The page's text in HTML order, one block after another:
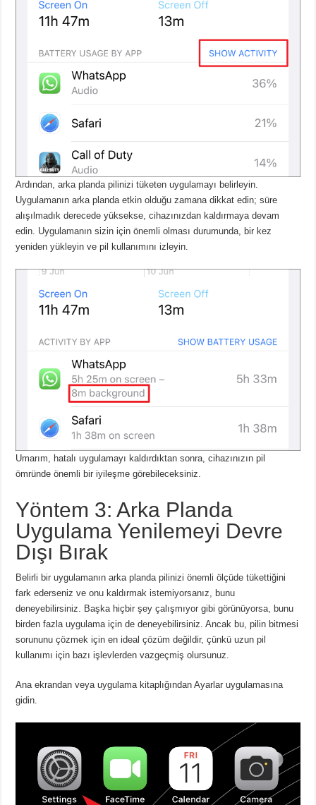
Ardından, arka planda pilinizi tüketen uygulamayı belirleyin.
Uygulamanın arka planda etkin olduğu zamana dikkat edin;süre
alışılmadık derecede yüksekse, cihazınızdan kaldırmaya devam
edin. Uygulamanın sizin için önemli olması durumunda, bir kez
yeniden yükleyin ve pil kullanımını izleyin.
Umarım, hatalı uygulamayı kaldırdıktan sonra, cihazınızın pil
ömründe önemli bir iyileşme görebileceksiniz.
Yöntem 3: Arka Planda
Uygulama Yenilemeyi Devre
Dışı Bırak
Belirli bir uygulamanın arka planda pilinizi önemli ölçüde tükettiğini
fark ederseniz ve onu kaldırmak istemiyorsanız, bunu
deneyebilirsiniz. Başka hiçbir şey çalışmıyor gibi görünüyorsa, bunu
birden fazla uygulama için de deneyebilirsiniz.Ancak bu, pilin bitmesi
sorununu çözmek için en ideal çözüm değildir, çünkü uzun pil
kullanımı için bazı işlevlerden vazgeçmiş olursunuz.
Ana ekrandan veya uygulama kitaplığından Ayarlar uygulamasına
gidin.